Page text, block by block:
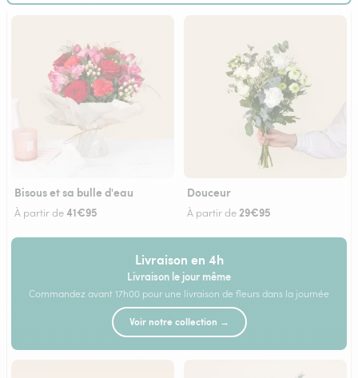
Bisous et sa bulle d'eau
À partir de41€95
Douceur
À partir de29€95
Livraison en 4h
Livraison le jour même
Commandez avant 17h00 pour une livraison de fleurs dans la journée
Voir notre collection →